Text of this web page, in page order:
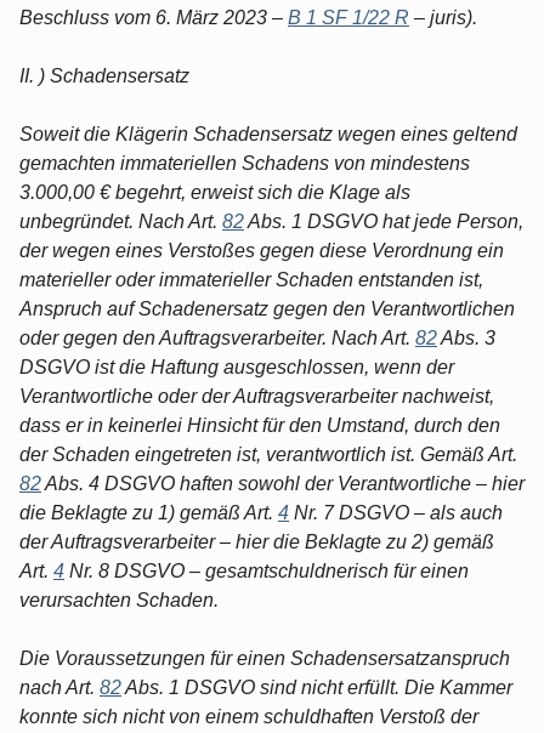
Beschluss vom 6. März 2023 – B 1 SF 1/22 R – juris).
II. ) Schadensersatz
Soweit die Klägerin Schadensersatz wegen eines geltend
gemachten immateriellen Schadens von mindestens
3.000,00 € begehrt, erweist sich die Klage als
unbegründet. Nach Art. 82Abs. 1 DSGVO hat jede Person,
der wegen eines Verstoßes gegen diese Verordnung ein
materieller oder immaterieller Schaden entstanden ist,
Anspruch auf Schadenersatz gegen den Verantwortlichen
oder gegen den Auftragsverarbeiter. Nach Art. 82Abs. 3
DSGVO ist die Haftung ausgeschlossen, wenn der
Verantwortliche oder der Auftragsverarbeiter nachweist,
dass er in keinerlei Hinsicht für den Umstand, durch den
der Schaden eingetreten ist, verantwortlich ist. Gemäß Art.
82Abs. 4 DSGVO haften sowohl der Verantwortliche – hier
die Beklagte zu 1) gemäß Art. 4 Nr. 7 DSGVO – als auch
der Auftragsverarbeiter – hier die Beklagte zu 2) gemäß
Art. 4 Nr. 8 DSGVO – gesamtschuldnerisch für einen
verursachten Schaden.
Die Voraussetzungen für einen Schadensersatzanspruch
nach Art. 82Abs. 1 DSGVO sind nicht erfüllt. Die Kammer
konnte sich nicht von einem schuldhaften Verstoß der